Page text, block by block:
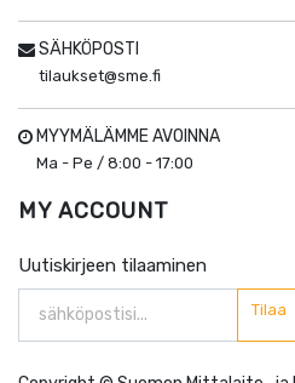
SÄHKÖPOSTI
tilaukset@sme.fi
MYYMÄLÄMME AVOINNA
Ma - Pe / 8:00 - 17:00
MY ACCOUNT
Uutiskirjeen tilaaminen
Tilaa